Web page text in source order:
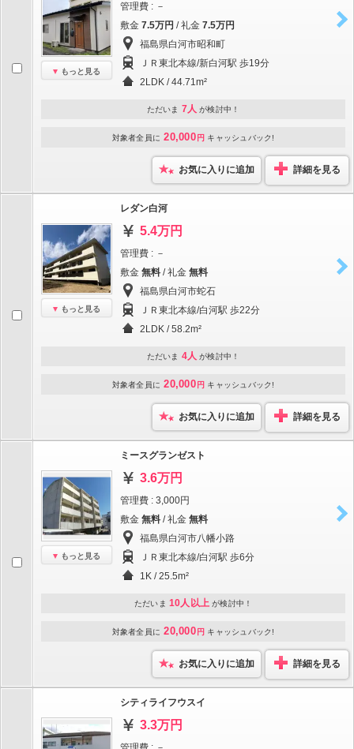
もっと見る
管理費 : －
敷金 7.5万円 / 礼金 7.5万円
福島県白河市昭和町
ＪＲ東北本線/新白河駅 歩19分
2LDK / 44.71m²
ただいま 7人 が検討中！
対象者全員に 20,000 円 キャッシュバック!
お気に入りに追加 詳細を見る
もっと見る
レダン白河
5.4万円
管理費 : －
敷金 無料 / 礼金 無料
福島県白河市蛇石
ＪＲ東北本線/白河駅 歩22分
2LDK / 58.2m²
ただいま 4人 が検討中！
対象者全員に 20,000 円 キャッシュバック!
お気に入りに追加 詳細を見る
もっと見る
ミースグランゼスト
3.6万円
管理費 : 3,000円
敷金 無料 / 礼金 無料
福島県白河市八幡小路
ＪＲ東北本線/白河駅 歩6分
1K / 25.5m²
ただいま 10人以上 が検討中！
対象者全員に 20,000 円 キャッシュバック!
お気に入りに追加 詳細を見る
シティライフウスイ
3.3万円